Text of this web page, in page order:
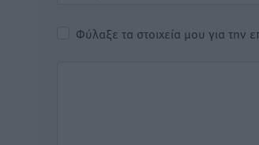
Φύλαξε τα στοιχεία μου για την